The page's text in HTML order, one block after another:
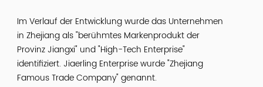
Im Verlauf der Entwicklung wurde das Unternehmen
in Zhejiang als "berühmtes Markenprodukt der
Provinz Jiangxi" und "High-Tech Enterprise"
identifiziert. Jiaerling Enterprise wurde "Zhejiang
Famous Trade Company" genannt.